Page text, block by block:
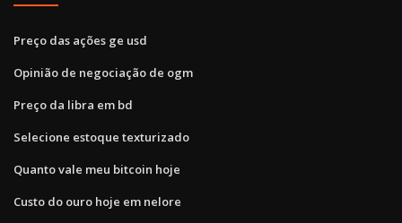
Preço das ações ge usd
Opinião de negociação de ogm
Preço da libra em bd
Selecione estoque texturizado
Quanto vale meu bitcoin hoje
Custo do ouro hoje em nelore